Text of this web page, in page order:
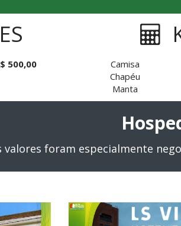
500,00 Camisa
Chapéu
Manta
valores foram especialmente